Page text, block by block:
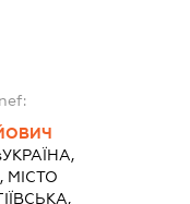
УКРАЇНА,
МІСТО